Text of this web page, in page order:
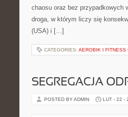
chaosu oraz bez przypadkowych
droga, w którym liczy się
(USA) i […]
CATEGORIES: AEROBIK I FITNESS
SEGREGACJA
POSTED BY ADMIN LUT - 22 -